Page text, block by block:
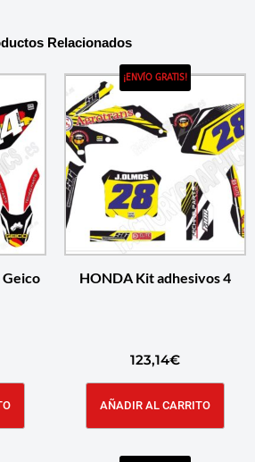
Relacionados
Geico
¡ENVÍO GRATIS!
HONDA Kit adhesivos 4
123,14€
AÑADIR AL CARRITO